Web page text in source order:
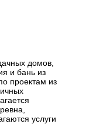
домов,
и бань из
проектам из
услуги